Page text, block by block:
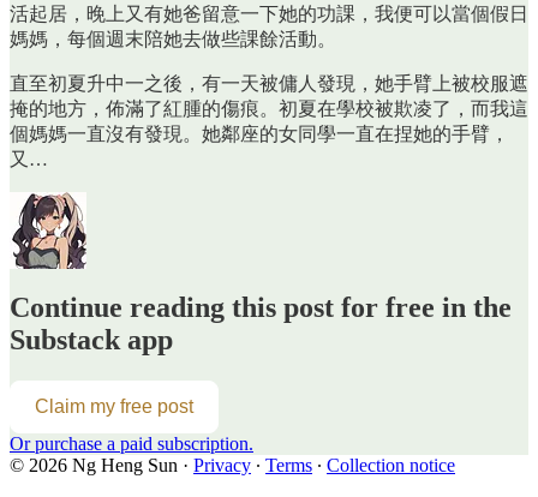
活起居，晚上又有她爸留意一下她的功課，我便可以當個假日
媽媽，每個週末陪她去做些課餘活動。
直至初夏升中一之後，有一天被傭人發現，她手臂上被校服遮
掩的地方，佈滿了紅腫的傷痕。初夏在學校被欺凌了，而我這
個媽媽一直沒有發現。她鄰座的女同學一直在捏她的手臂，
又…
Continue reading this post for free in the
Substack app
Claim my free post
Or purchase a paid subscription.
© 2026 Ng Heng Sun · Privacy ∙ Terms ∙ Collection notice